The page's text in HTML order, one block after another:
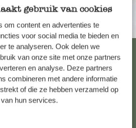
gebruik van cookies
om content en advertenties te
voor social media te bieden en
te analyseren. Ook delen we
van onze site met onze partners
en analyse. Deze partners
combineren met andere informatie
of die ze hebben verzameld op
hun services.
buurt